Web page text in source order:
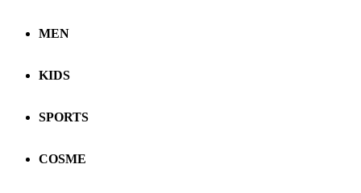
MEN
KIDS
SPORTS
COSME